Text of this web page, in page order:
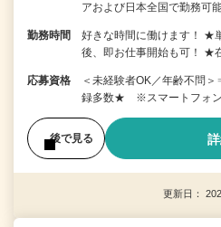
アおよび日本全国で勤務可
勤務時間
好きな時間に働けます！ ★
後、即お仕事開始も可！ ★
応募資格
＜未経験者OK／年齢不問
録多数★ ※スマートフォン
後で見る
更新日：